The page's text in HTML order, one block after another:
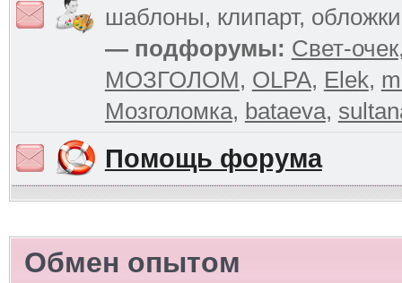
шаблоны, клипарт,
— подфорумы: Свет-очек
МОЗГОЛОМ, OLPA, Elek,
Мозголомка, bataeva,
Помощь форума
Обмен опытом